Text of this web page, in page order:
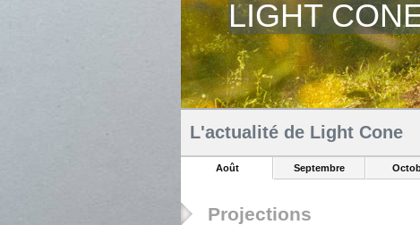
LIGHT
L'actualité de Light Cone
Août Septembre
Projections